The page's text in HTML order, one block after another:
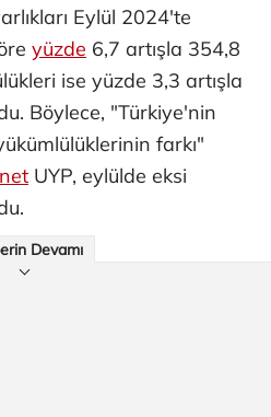
Eylül 2024'te
yüzde 6,7 artışla 354,8
ise yüzde 3,3 artışla
Böylece, "Türkiye'nin
farkı"
net UYP, eylülde eksi
Devamı